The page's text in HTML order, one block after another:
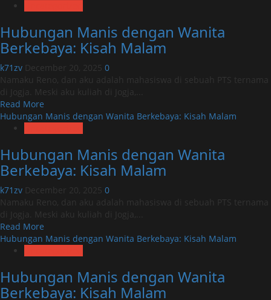
Manis
dengan
Wanita
Berkebaya:
Kisah
Malam
Hubungan Manis dengan Wanita
Berkebaya: Kisah Malam
k71zv December 20, 2025 0
Namaku Reno, dan aku adalah mahasiswa di sebuah PTS ternama
di Jogja. Meski aku kuliah di Jogja,...
Read More
more
Manis
dengan
Wanita
Berkebaya:
Kisah
Malam
Hubungan Manis dengan Wanita Berkebaya: Kisah Malam
Hubungan Manis dengan Wanita
Berkebaya: Kisah Malam
k71zv December 20, 2025 0
Namaku Reno, dan aku adalah mahasiswa di sebuah PTS ternama
di Jogja. Meski aku kuliah di Jogja,...
Read More
more
Manis
dengan
Hubungan Manis dengan Wanita Berkebaya: Kisah Malam
Hubungan Manis dengan Wanita
Berkebaya: Kisah Malam